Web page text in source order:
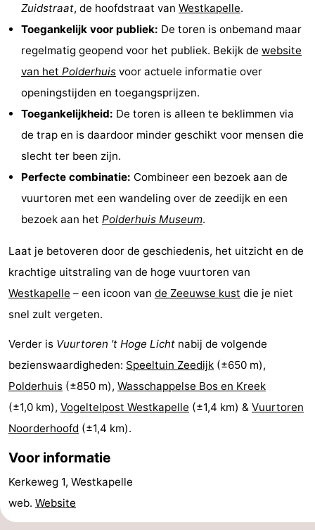
Kop
van
Schouwen
-
Veere
Natuur
Oranjezon
Oostkapelle
-
Natuur
de
Mantelingen
Domburg
-
Westkapelle
Natuur
Walcherse
bos
-
Dishoek
-
Vlissingen
-
Middelburg
Zeeuws-
Vlaanderen
-
Nieuwvliet
-
Sluis
-
Cadzand
Natuur
Weer
Zuidstraat, de hoofdstraat van Westkapelle.
Toegankelijk voor publiek: De toren is onbemand maar
regelmatig geopend voor het publiek. Bekijk de website
van het Polderhuis voor actuele informatie over
openingstijden en toegangsprijzen.
Toegankelijkheid: De toren is alleen te beklimmen via
de trap en is daardoor minder geschikt voor mensen die
slecht ter been zijn.
Perfecte combinatie: Combineer een bezoek aan de
vuurtoren met een wandeling over de zeedijk en een
bezoek aan het Polderhuis Museum.
Laat je betoveren door de geschiedenis, het uitzicht en de
krachtige uitstraling van de hoge vuurtoren van
Westkapelle – een icoon van de Zeeuwse kust die je niet
snel zult vergeten.
Verder is Vuurtoren 't Hoge Licht nabij de volgende
bezienswaardigheden: Speeltuin Zeedijk (±650 m),
Polderhuis (±850 m), Wasschappelse Bos en Kreek
(±1,0 km), Vogeltelpost Westkapelle (±1,4 km) & Vuurtoren
Noorderhoofd (±1,4 km).
Voor informatie
Kerkeweg 1, Westkapelle
web. Website